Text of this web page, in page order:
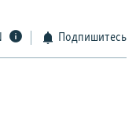
Подпишитесь